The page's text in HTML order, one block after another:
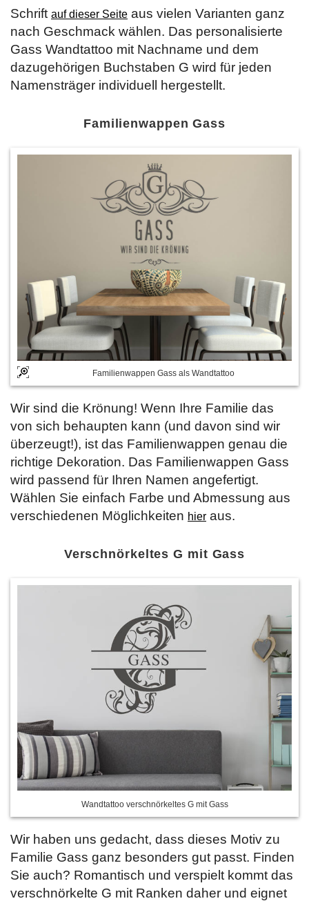
Schrift auf dieser Seite aus vielen Varianten ganz
nach Geschmack wählen. Das personalisierte
Gass Wandtattoo mit Nachname und dem
dazugehörigen Buchstaben G wird für jeden
Namensträger individuell hergestellt.
Familienwappen Gass
Familienwappen Gass als Wandtattoo
Wir sind die Krönung! Wenn Ihre Familie das
von sich behaupten kann (und davon sind wir
überzeugt!), ist das Familienwappen genau die
richtige Dekoration. Das Familienwappen Gass
wird passend für Ihren Namen angefertigt.
Wählen Sie einfach Farbe und Abmessung aus
verschiedenen Möglichkeiten hier aus.
Verschnörkeltes G mit Gass
Wandtattoo verschnörkeltes G mit Gass
Wir haben uns gedacht, dass dieses Motiv zu
Familie Gass ganz besonders gut passt. Finden
Sie auch? Romantisch und verspielt kommt das
verschnörkelte G mit Ranken daher und eignet